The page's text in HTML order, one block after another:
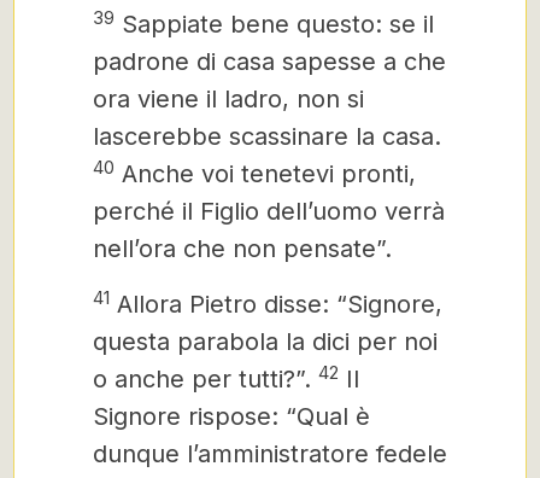
39 Sappiate bene questo: se il
padrone di casa sapesse a che
ora viene il ladro, non si
lascerebbe scassinare la casa.
40 Anche voi tenetevi pronti,
perché il Figlio dell’uomo verrà
nell’ora che non pensate”.
41 Allora Pietro disse: “Signore,
questa parabola la dici per noi
o anche per tutti?”. 42 Il
Signore rispose: “Qual è
dunque l’amministratore fedele